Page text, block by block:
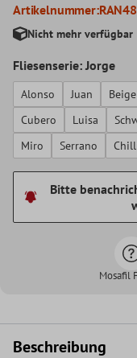
Artikelnummer:
Nicht mehr verfügbar
Fliesenserie: Jorge
Alonso Juan Beige
Cubero
Luisa
Miro
Serrano
Bitte
Mosafil
Beschreibung